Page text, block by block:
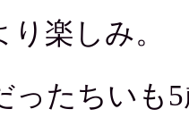
楽しみ。
ったちいも